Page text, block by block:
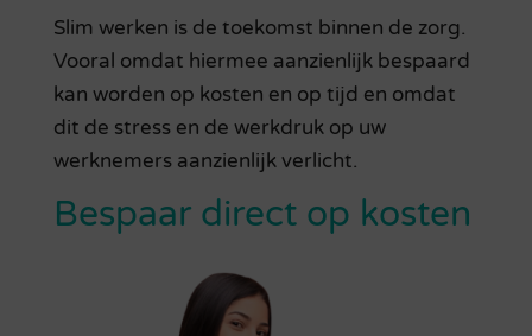
Slim werken is de toekomst binnen de zorg.
Vooral omdat hiermee aanzienlijk bespaard
kan worden op kosten en op tijd en omdat
dit de stress en de werkdruk op uw
werknemers aanzienlijk verlicht.
Bespaar direct op kosten